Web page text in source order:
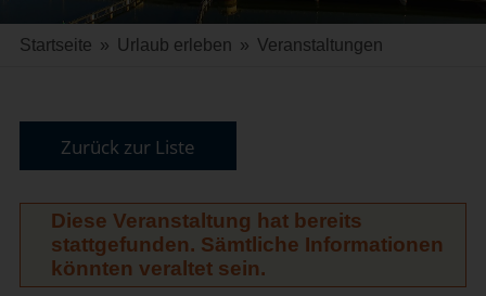
Startseite » Urlaub erleben » Veranstaltungen
Zurück zur Liste
Diese Veranstaltung hat bereits
stattgefunden. Sämtliche Informationen
könnten veraltet sein.